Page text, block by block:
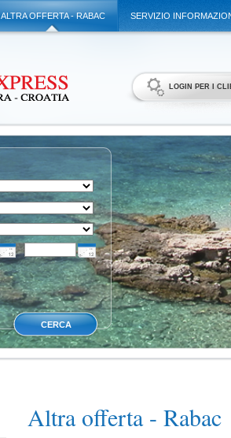
ALTRA OFFERTA - RABAC SERVIZIO
LOGIN PER I
Altra offerta - Rabac